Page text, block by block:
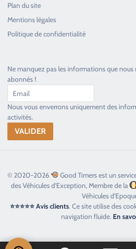
Plan du site
Mentions légales
Politique de confidentialité
Ne manquez pas les informations que nous
abonnés !
Nous vous enverrons uniquement des
activités.
© 2020-2026 Good Timers est un
des Véhicules d'Exception, Membre de la
Véhicules
⭐⭐⭐⭐⭐ Avis clients. Ce site utilise des
navigation fluide. En
Toujours heureux d'aider les passionnés